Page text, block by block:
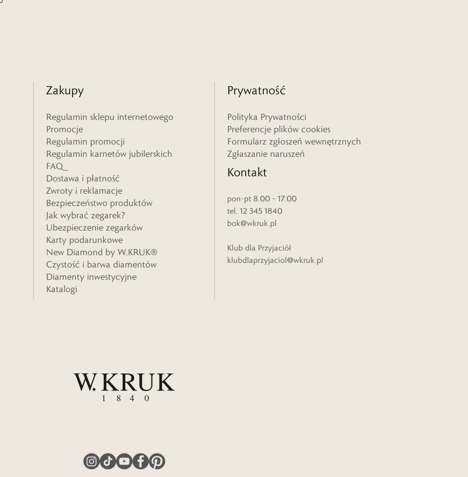
Zakupy
Regulamin sklepu internetowego
Promocje
Regulamin promocji
Regulamin karnetów jubilerskich
FAQ
Dostawa i płatność
Zwroty i reklamacje
Bezpieczeństwo produktów
Jak wybrać zegarek?
Ubezpieczenie zegarków
Karty podarunkowe
New Diamond by W.KRUK®
Czystość i barwa diamentów
Diamenty inwestycyjne
Katalogi
Prywatność
Polityka Prywatności
Preferencje plików cookies
Formularz zgłoszeń wewnętrznych
Zgłaszanie naruszeń
Kontakt
pon-pt 8.00 – 17.00
tel. 12 345 1840
bok@wkruk.pl
Klub dla Przyjaciół
klubdlaprzyjaciol@wkruk.pl